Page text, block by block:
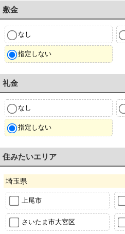
敷金
なし
指定しない
礼金
なし
指定しない
住みたいエリア
埼玉県
上尾市
さいたま市大宮区